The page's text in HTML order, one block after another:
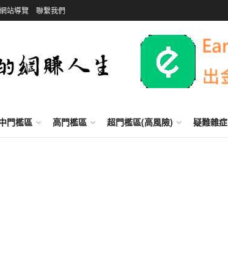
網站導覽 聯繫我們
門檻區 高門檻區 超門檻區(高風險) 疑難雜症